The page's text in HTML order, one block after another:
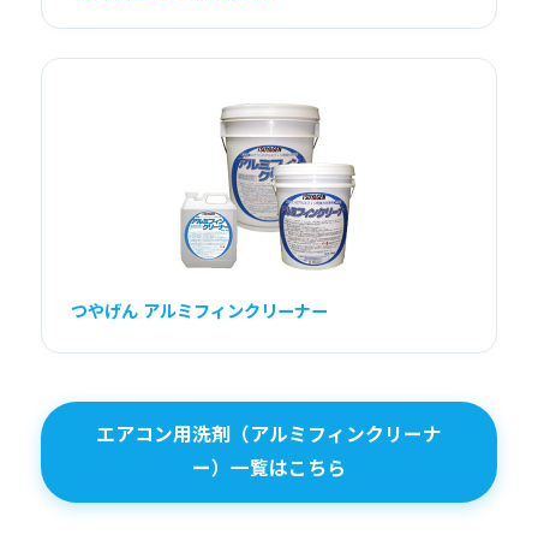
つやげん アルミフィンクリーナー
エアコン用洗剤（アルミフィンクリーナ
ー）一覧はこちら